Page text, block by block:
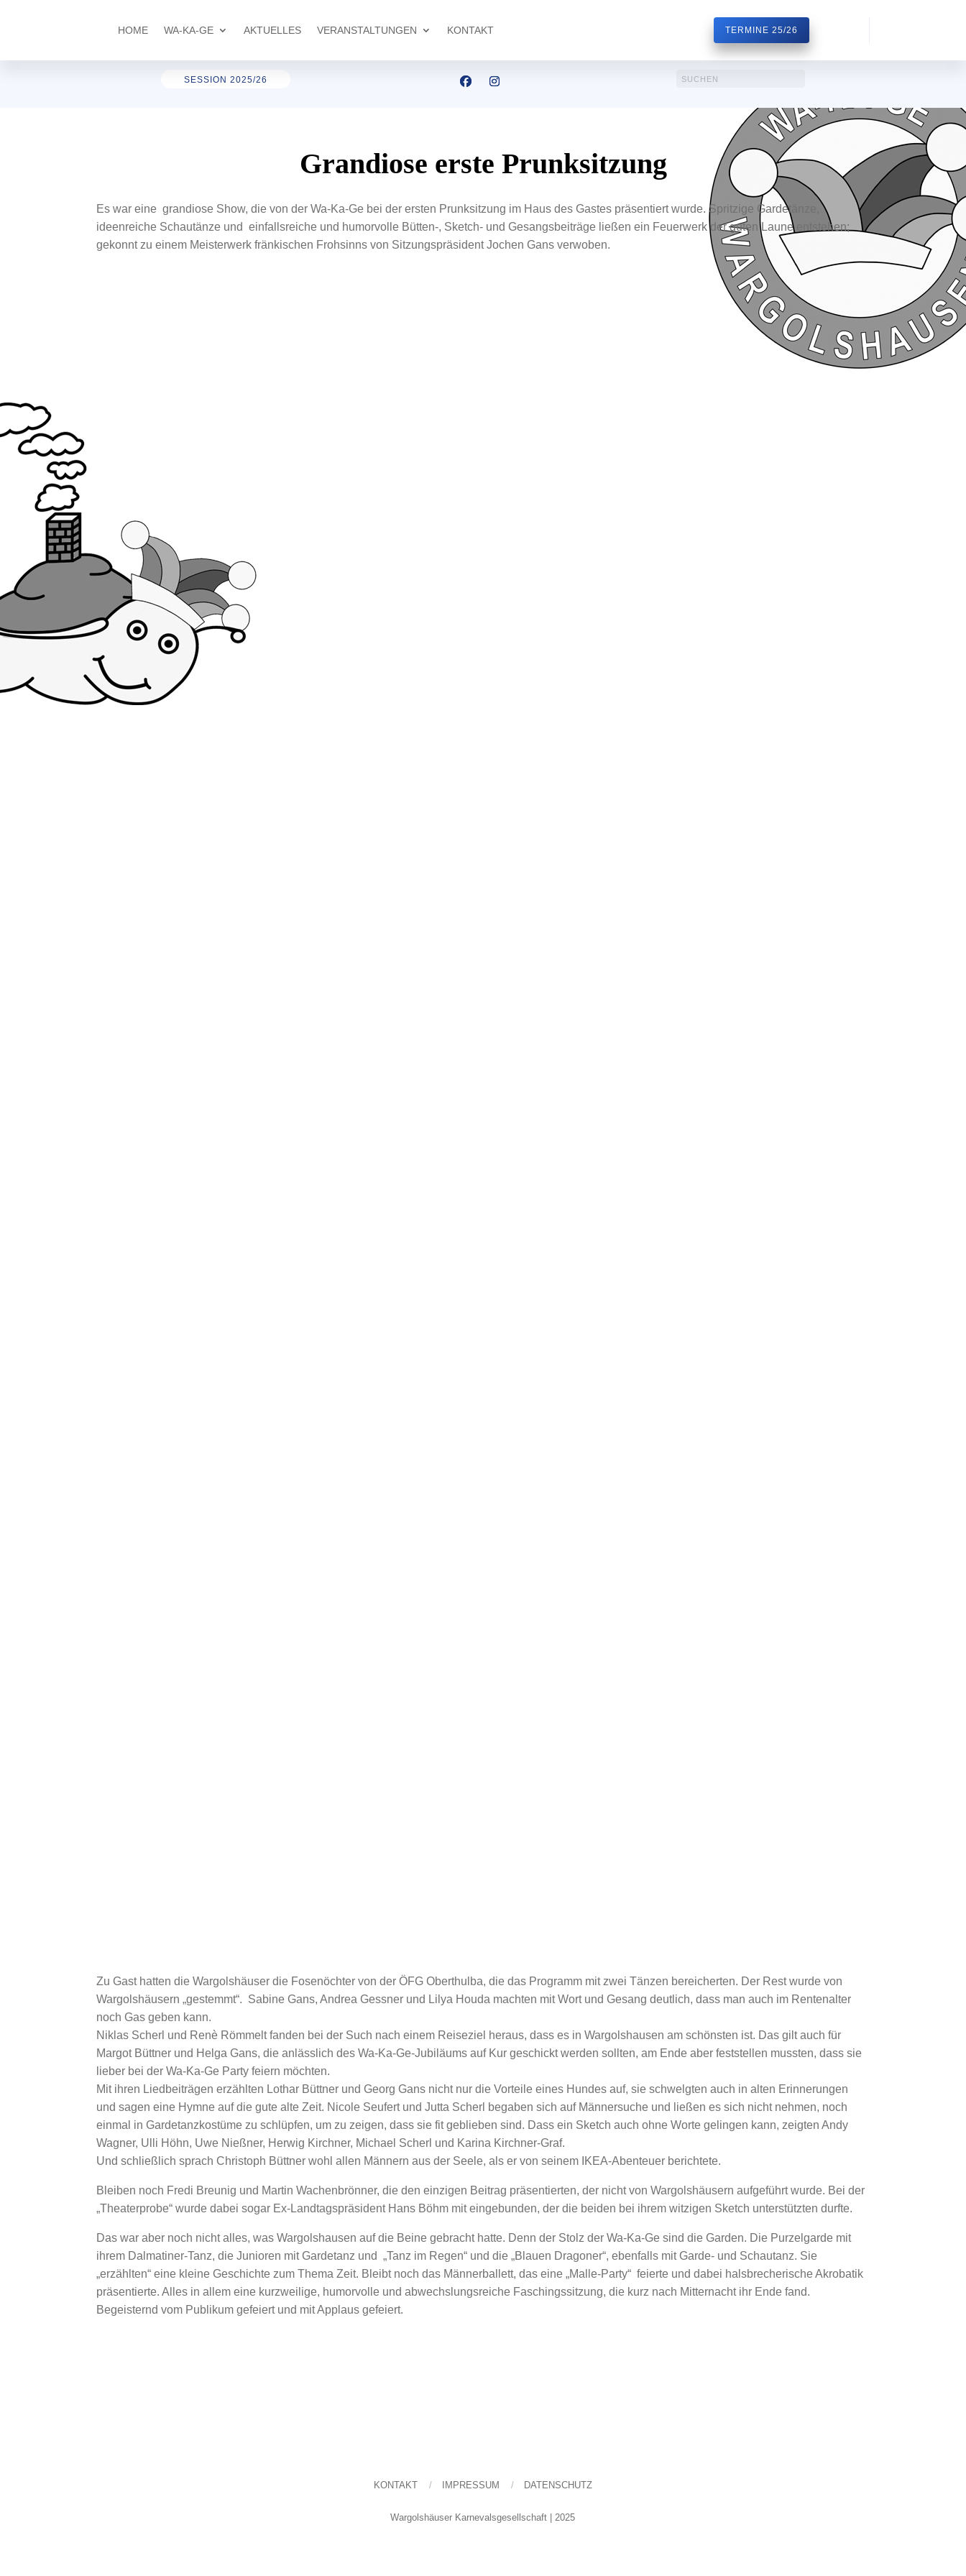
HOME WA-KA-GE AKTUELLES VERANSTALTUNGEN KONTAKT TERMINE 25/26
SESSION 2025/26
Grandiose erste Prunksitzung
Es war eine grandiose Show, die von der Wa-Ka-Ge bei der ersten Prunksitzung im Haus des Gastes präsentiert wurde. Spritzige Gardetänze,
ideenreiche Schautänze und einfallsreiche und humorvolle Bütten-, Sketch- und Gesangsbeiträge ließen ein Feuerwerk der guten Laune entstehen;
gekonnt zu einem Meisterwerk fränkischen Frohsinns von Sitzungspräsident Jochen Gans verwoben.
Zu Gast hatten die Wargolshäuser die Fosenöchter von der ÖFG Oberthulba, die das Programm mit zwei Tänzen bereicherten. Der Rest wurde von
Wargolshäusern „gestemmt“. Sabine Gans, Andrea Gessner und Lilya Houda machten mit Wort und Gesang deutlich, dass man auch im Rentenalter
noch Gas geben kann.
Niklas Scherl und Renè Römmelt fanden bei der Such nach einem Reiseziel heraus, dass es in Wargolshausen am schönsten ist. Das gilt auch für
Margot Büttner und Helga Gans, die anlässlich des Wa-Ka-Ge-Jubiläums auf Kur geschickt werden sollten, am Ende aber feststellen mussten, dass sie
lieber bei der Wa-Ka-Ge Party feiern möchten.
Mit ihren Liedbeiträgen erzählten Lothar Büttner und Georg Gans nicht nur die Vorteile eines Hundes auf, sie schwelgten auch in alten Erinnerungen
und sagen eine Hymne auf die gute alte Zeit. Nicole Seufert und Jutta Scherl begaben sich auf Männersuche und ließen es sich nicht nehmen, noch
einmal in Gardetanzkostüme zu schlüpfen, um zu zeigen, dass sie fit geblieben sind. Dass ein Sketch auch ohne Worte gelingen kann, zeigten Andy
Wagner, Ulli Höhn, Uwe Nießner, Herwig Kirchner, Michael Scherl und Karina Kirchner-Graf.
Und schließlich sprach Christoph Büttner wohl allen Männern aus der Seele, als er von seinem IKEA-Abenteuer berichtete.
Bleiben noch Fredi Breunig und Martin Wachenbrönner, die den einzigen Beitrag präsentierten, der nicht von Wargolshäusern aufgeführt wurde. Bei der
„Theaterprobe“ wurde dabei sogar Ex-Landtagspräsident Hans Böhm mit eingebunden, der die beiden bei ihrem witzigen Sketch unterstützten durfte.
Das war aber noch nicht alles, was Wargolshausen auf die Beine gebracht hatte. Denn der Stolz der Wa-Ka-Ge sind die Garden. Die Purzelgarde mit
ihrem Dalmatiner-Tanz, die Junioren mit Gardetanz und „Tanz im Regen“ und die „Blauen Dragoner“, ebenfalls mit Garde- und Schautanz. Sie
„erzählten“ eine kleine Geschichte zum Thema Zeit. Bleibt noch das Männerballett, das eine „Malle-Party“ feierte und dabei halsbrecherische Akrobatik
präsentierte. Alles in allem eine kurzweilige, humorvolle und abwechslungsreiche Faschingssitzung, die kurz nach Mitternacht ihr Ende fand.
Begeisternd vom Publikum gefeiert und mit Applaus gefeiert.
KONTAKT IMPRESSUM DATENSCHUTZ
Wargolshäuser Karnevalsgesellschaft | 2025